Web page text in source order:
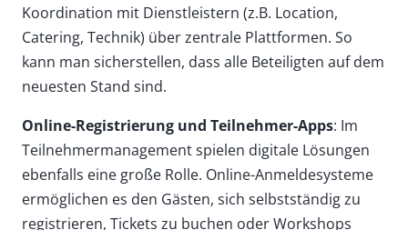
Koordination mit Dienstleistern (z.B. Location,
Catering, Technik) über zentrale Plattformen. So
kann man sicherstellen, dass alle Beteiligten auf dem
neuesten Stand sind.
Online-Registrierung und Teilnehmer-Apps: Im
Teilnehmermanagement spielen digitale Lösungen
ebenfalls eine große Rolle. Online-Anmeldesysteme
ermöglichen es den Gästen, sich selbstständig zu
registrieren, Tickets zu buchen oder Workshops